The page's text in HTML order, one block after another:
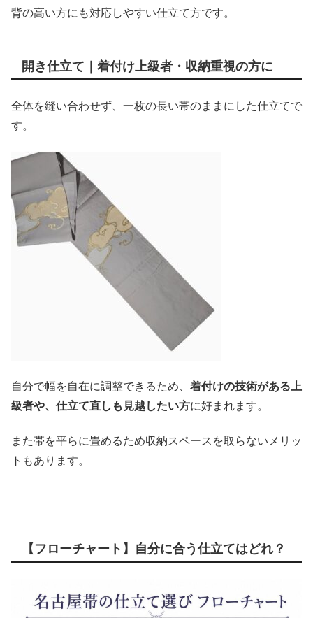
背の高い方にも対応しやすい仕立て方です。
開き仕立て｜着付け上級者・収納重視の方に
全体を縫い合わせず、一枚の長い帯のままにした仕立てで
す。
自分で幅を自在に調整できるため、 着付けの技術がある上
級者や、仕立て直しも見越したい方に好まれます。
また帯を平らに畳めるため収納スペースを取らないメリッ
トもあります。
【フローチャート】自分に合う仕立てはどれ？